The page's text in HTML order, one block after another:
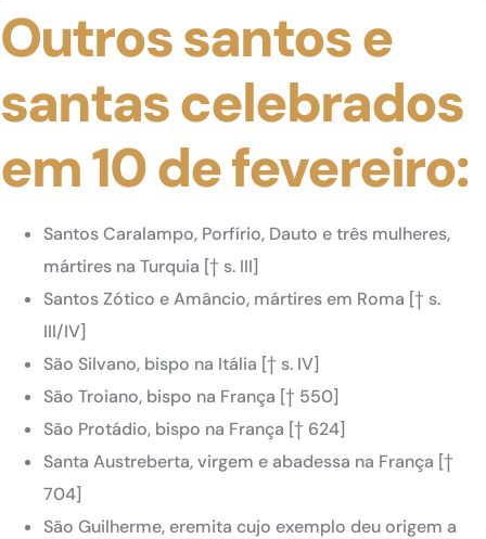
Outros santos e
santas celebrados
em 10 de fevereiro:
Santos Caralampo, Porfírio, Dauto e três mulheres,
mártires na Turquia [† s. III]
Santos Zótico e Amâncio, mártires em Roma [† s.
III/IV]
São Silvano, bispo na Itália [† s. IV]
São Troiano, bispo na França [† 550]
São Protádio, bispo na França [† 624]
Santa Austreberta, virgem e abadessa na França [†
704]
São Guilherme, eremita cujo exemplo deu origem a